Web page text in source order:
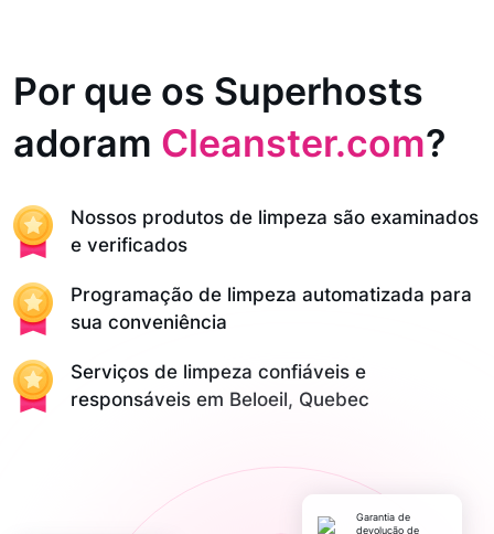
Por que os Superhosts
adoram Cleanster.com?
Nossos produtos de limpeza são examinados
e verificados
Programação de limpeza automatizada para
sua conveniência
Serviços de limpeza confiáveis e
responsáveis em Beloeil, Quebec
Garantia de
devolução de